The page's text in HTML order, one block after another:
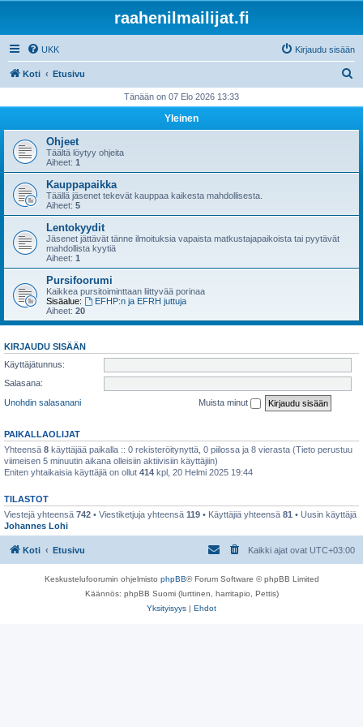
raahenilmailijat.fi
UKK Kirjaudu sisään
Koti Etusivu
i
Tänään on 07 Elo 2026 13:33
Yleinen
Ohjeet
Täältä löytyy ohjeita
Aiheet: 1
Kauppapaikka
Täällä jäsenet tekevät kauppaa kaikesta mahdollisesta.
Aiheet: 5
Lentokyydit
Jäsenet jättävät tänne ilmoituksia vapaista matkustajapaikoista tai pyytävät
mahdollista kyytiä
Aiheet: 1
Pursifoorumi
Kaikkea pursitoiminttaan liittyvää porinaa
Sisäalue:
EFHP:n ja EFRH juttuja
Aiheet: 20
KIRJAUDU SISÄÄN
Käyttäjätunnus:
Salasana:
Unohdin salasanani
Muista minut
PAIKALLAOLIJAT
Yhteensä 8 käyttäjää paikalla :: 0 rekisteröitynyttä, 0 piilossa ja 8 vierasta (Tieto perustuu
viimeisen 5 minuutin aikana olleisiin aktiivisiin käyttäjiin)
Eniten yhtaikaisia käyttäjiä on ollut 414 kpl, 20 Helmi 2025 19:44
TILASTOT
Viestejä yhteensä 742 • Viestiketjuja yhteensä 119 • Käyttäjiä yhteensä 81 • Uusin käyttäjä
Johannes Lohi
Koti Etusivu Kaikki ajat ovat UTC+03:00
Keskustelufoorumin ohjelmisto phpBB® Forum Software © phpBB Limited
Käännös: phpBB Suomi (lurttinen, harritapio, Pettis)
Yksityisyys | Ehdot